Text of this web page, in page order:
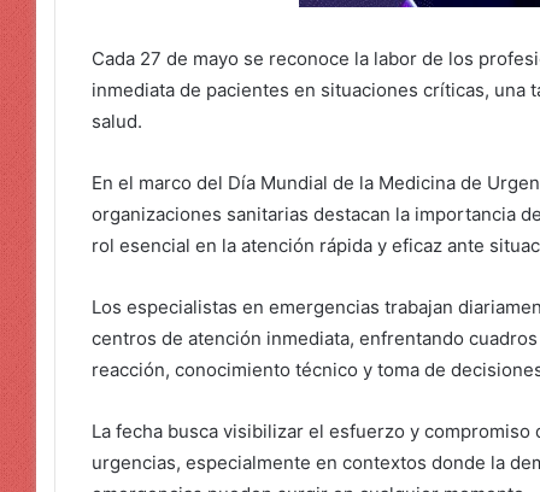
Cada 27 de mayo se reconoce la labor de los
inmediata de pacientes en situaciones críticas, una
salud.
En el marco del Día Mundial de la Medicina de
organizaciones sanitarias destacan la importancia
rol esencial en la atención rápida y eficaz ante
Los especialistas en emergencias trabajan
centros de atención inmediata, enfrentando
reacción, conocimiento técnico y toma de
La fecha busca visibilizar el esfuerzo y
urgencias, especialmente en contextos donde la